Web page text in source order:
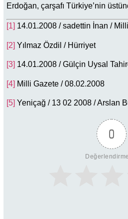
Erdoğan, çarşafı Türkiye’nin
[1] 14.01.2008 / sadettin İnan /
[2] Yılmaz Özdil / Hürriyet
[3] 14.01.2008 / Gülçin Uysal
[4] Milli Gazete / 08.02.2008
[5] Yeniçağ / 13 02 2008 / Arslan
0